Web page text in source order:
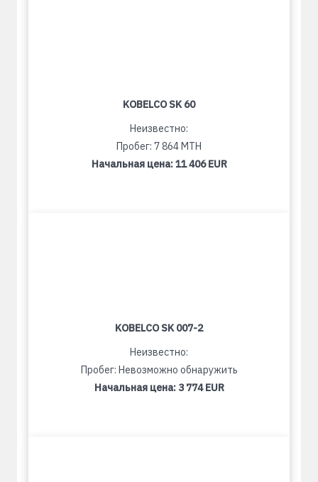
KOBELCO SK 60
Неизвестно:
Пробег: 7 864 MTH
Начальная цена:11 406 EUR
KOBELCO SK 007-2
Неизвестно:
Пробег: Невозможно обнаружить
Начальная цена: 3 774 EUR